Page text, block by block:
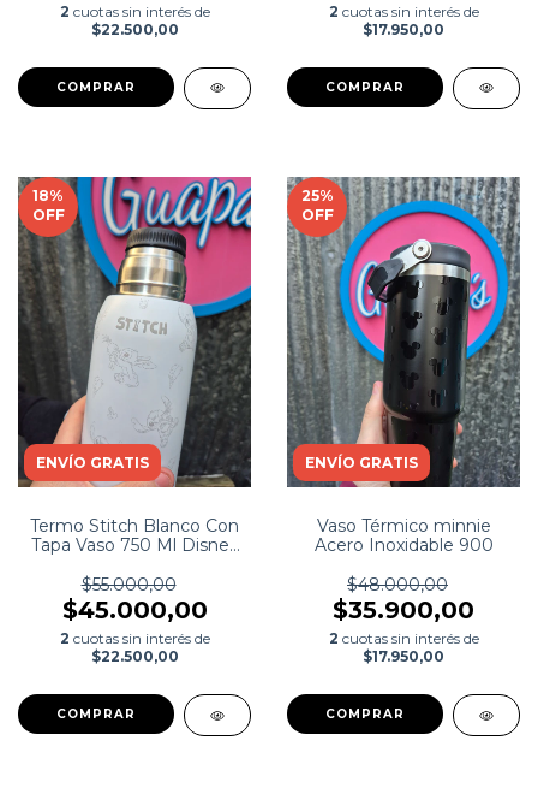
2 cuotas sin interés de
$22.500,00
2 cuotas sin interés de
$17.950,00
18%
OFF
ENVÍO GRATIS
Termo Stitch Blanco Con
Tapa Vaso 750 Ml Disney
$55.000,00
$45.000,00
2 cuotas sin interés de
$22.500,00
25%
OFF
ENVÍO GRATIS
Vaso Térmico minnie
Acero Inoxidable 900
$48.000,00
$35.900,00
2 cuotas sin interés de
$17.950,00